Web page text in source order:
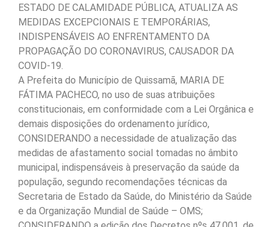
ESTADO DE CALAMIDADE PÚBLICA, ATUALIZA AS
MEDIDAS EXCEPCIONAIS E TEMPORÁRIAS,
INDISPENSÁVEIS AO ENFRENTAMENTO DA
PROPAGAÇÃO DO CORONAVIRUS, CAUSADOR DA
COVID-19.
A Prefeita do Município de Quissamã, MARIA DE
FÁTIMA PACHECO, no uso de suas atribuições
constitucionais, em conformidade com a Lei Orgânica e
demais disposições do ordenamento jurídico,
CONSIDERANDO a necessidade de atualização das
medidas de afastamento social tomadas no âmbito
municipal, indispensáveis à preservação da saúde da
população, segundo recomendações técnicas da
Secretaria de Estado da Saúde, do Ministério da Saúde
e da Organização Mundial de Saúde – OMS;